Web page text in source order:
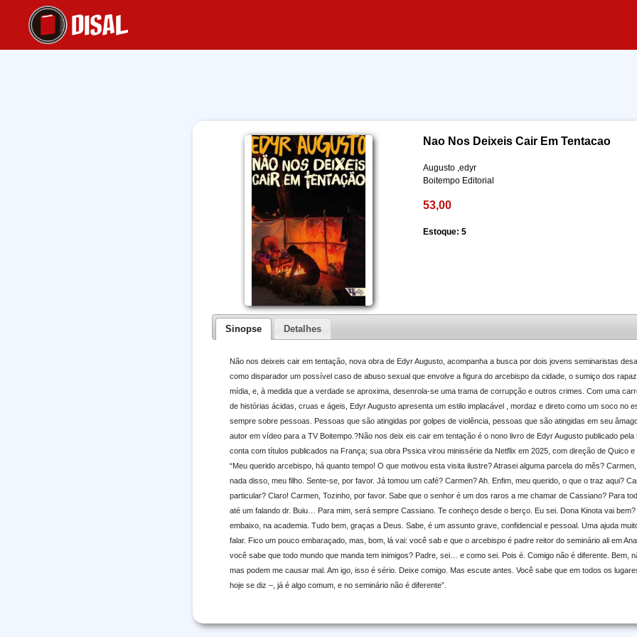
Nao Nos Deixeis Cair Em Tentacao
Augusto ,edyr
Boitempo Editorial
53,00
Estoque: 5
Sinopse Detalhes
Não nos deixeis cair em tentação, nova obra de Edyr Augusto, acompanha a busca por dois jovens seminaristas
como disparador um possível caso de abuso sexual que envolve a figura do arcebispo da cidade, o sumiço dos
mídia, e, à medida que a verdade se aproxima, desenrola-se uma trama de corrupção e outros crimes. Com uma
de histórias ácidas, cruas e ágeis, Edyr Augusto apresenta um estilo implacável , mordaz e direto como um soco no
sempre sobre pessoas. Pessoas que são atingidas por golpes de violência, pessoas que são atingidas em seu
autor em vídeo para a TV Boitempo.?Não nos deix eis cair em tentação é o nono livro de Edyr Augusto publicado pela
conta com títulos publicados na França; sua obra Pssica virou minissérie da Netflix em 2025, com direção de Quico
“Meu querido arcebispo, há quanto tempo! O que motivou esta visita ilustre? Atrasei alguma parcela do mês?
nada disso, meu filho. Sente-se, por favor. Já tomou um café? Carmen? Ah. Enfim, meu querido, o que o traz aqui?
particular? Claro! Carmen, Tozinho, por favor. Sabe que o senhor é um dos raros a me chamar de Cassiano? Para
até um falando dr. Buiu… Para mim, será sempre Cassiano. Te conheço desde o berço. Eu sei. Dona Kinota vai bem?
embaixo, na academia. Tudo bem, graças a Deus. Sabe, é um assunto grave, confidencial e pessoal. Uma ajuda
falar. Fico um pouco embaraçado, mas, bom, lá vai: você sab e que o arcebispo é padre reitor do seminário ali em
você sabe que todo mundo que manda tem inimigos? Padre, sei… e como sei. Pois é. Comigo não é diferente. Bem,
mas podem me causar mal. Am igo, isso é sério. Deixe comigo. Mas escute antes. Você sabe que em todos os
hoje se diz –, já é algo comum, e no seminário não é diferente”.